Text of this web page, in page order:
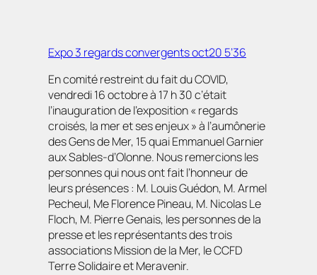
Expo 3 regards convergents oct20 5’36
En comité restreint du fait du COVID,
vendredi 16 octobre à 17 h 30 c’était
l’inauguration de l’exposition « regards
croisés, la mer et ses enjeux » à l’aumônerie
des Gens de Mer, 15 quai Emmanuel Garnier
aux Sables-d’Olonne. Nous remercions les
personnes qui nous ont fait l’honneur de
leurs présences : M. Louis Guédon, M. Armel
Pecheul, Me Florence Pineau, M. Nicolas Le
Floch, M. Pierre Genais, les personnes de la
presse et les représentants des trois
associations Mission de la Mer, le CCFD
Terre Solidaire et Meravenir.